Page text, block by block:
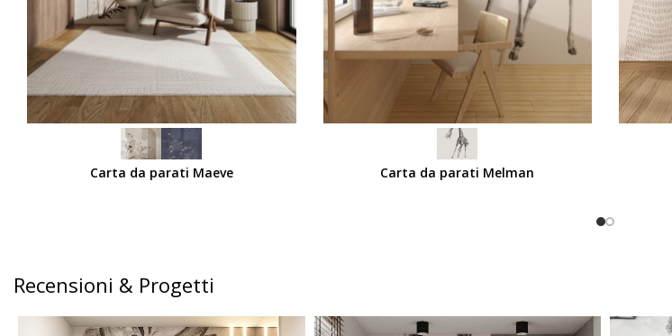
Carta da parati Maeve Carta da parati Melman
Recensioni & Progetti